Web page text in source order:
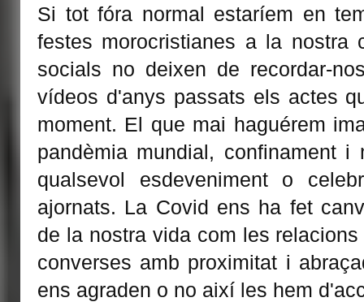
Si tot fóra normal estaríem en
festes morocristianes a la
socials no deixen de recordar-
vídeos d'anys passats els actes
moment. El que mai haguérem
pandèmia mundial, confinament
qualsevol esdeveniment o
ajornats. La Covid ens ha fet
de la nostra vida com les
converses amb proximitat i
ens agraden o no així les hem